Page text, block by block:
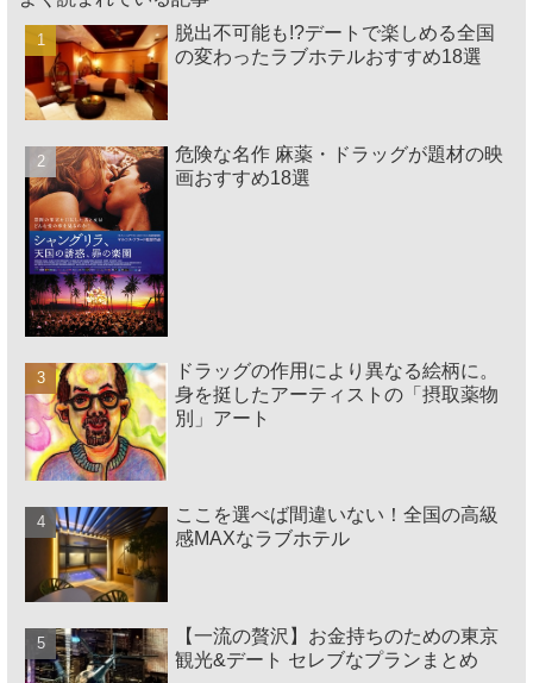
脱出不可能も!?デートで楽しめる全国
の変わったラブホテルおすすめ18選
危険な名作 麻薬・ドラッグが題材の映
画おすすめ18選
ドラッグの作用により異なる絵柄に。
身を挺したアーティストの「摂取薬物
別」アート
ここを選べば間違いない！全国の高級
感MAXなラブホテル
【一流の贅沢】お金持ちのための東京
観光&デート セレブなプランまとめ